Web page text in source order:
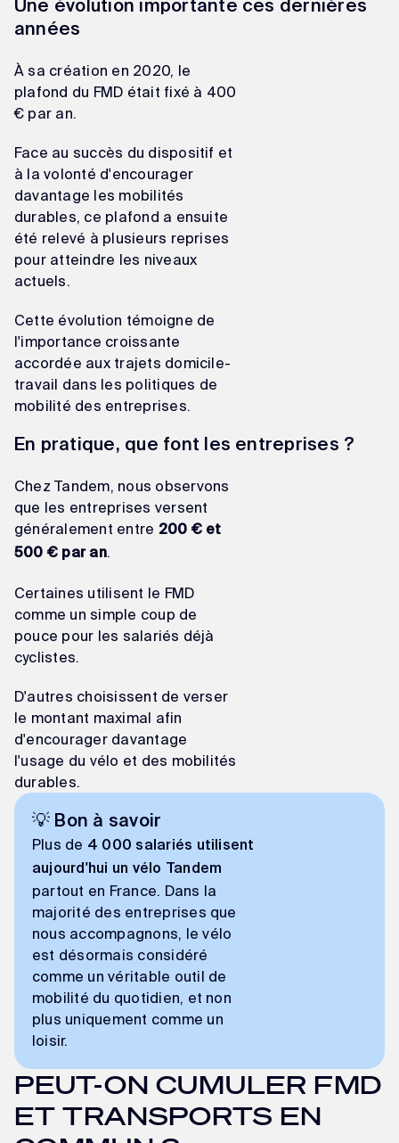
Une évolution importante ces dernières
années
À sa création en 2020, le
plafond du FMD était fixé à 400
€ par an.
Face au succès du dispositif et
à la volonté d'encourager
davantage les mobilités
durables, ce plafond a ensuite
été relevé à plusieurs reprises
pour atteindre les niveaux
actuels.
Cette évolution témoigne de
l'importance croissante
accordée aux trajets domicile-
travail dans les politiques de
mobilité des entreprises.
En pratique, que font les entreprises ?
Chez Tandem, nous observons
que les entreprises versent
généralement entre 200 € et
500 € par an.
Certaines utilisent le FMD
comme un simple coup de
pouce pour les salariés déjà
cyclistes.
D'autres choisissent de verser
le montant maximal afin
d'encourager davantage
l'usage du vélo et des mobilités
durables.
💡 Bon à savoir
Plus de 4 000 salariés utilisent
aujourd'hui un vélo Tandem
partout en France. Dans la
majorité des entreprises que
nous accompagnons, le vélo
est désormais considéré
comme un véritable outil de
mobilité du quotidien, et non
plus uniquement comme un
loisir.
PEUT-ON CUMULER FMD
ET TRANSPORTS EN